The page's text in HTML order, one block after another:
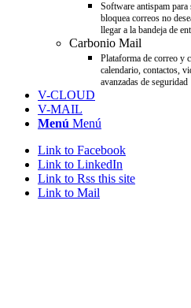
Software antispam
bloquea correos no
llegar a la bandeja de
Carbonio Mail
Plataforma de correo y
calendario, contactos,
avanzadas de seguridad
V-CLOUD
V-MAIL
Menú Menú
Link to Facebook
Link to LinkedIn
Link to Rss this site
Link to Mail